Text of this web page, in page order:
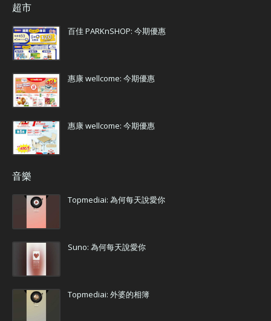
超市
百佳 PARKnSHOP: 今期優惠
惠康 wellcome: 今期優惠
惠康 wellcome: 今期優惠
音樂
Topmediai: 為何每天說愛你
Suno: 為何每天說愛你
Topmediai: 外婆的相簿